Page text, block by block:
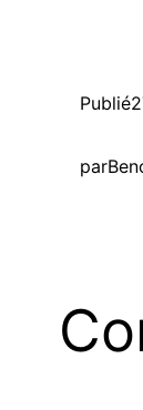
Publié
par